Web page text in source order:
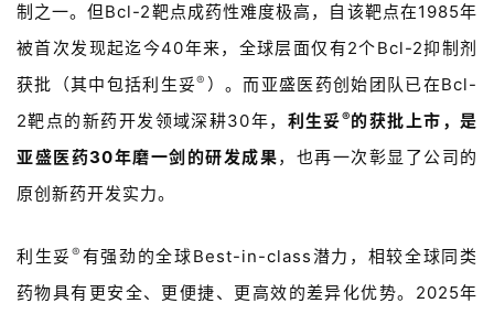
制之一。但Bcl-2靶点成药性难度极高，自该靶点在1985年
被首次发现起迄今40年来，全球层面仅有2个Bcl-2抑制剂
获批（其中包括利生妥® ）。而亚盛医药创始团队已在Bcl-
2靶点的新药开发领域深耕30年， 利生妥®的获批上市，是
亚盛医药30年磨一剑的研发成果，也再一次彰显了公司的
原创新药开发实力。
利生妥® 有强劲的全球Best-in-class潜力，相较全球同类
药物具有更安全、更便捷、更高效的差异化优势。2025年